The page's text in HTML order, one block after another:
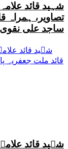
شہید قائد
تصاویر، ہمراہ
ساجد علی نقوی